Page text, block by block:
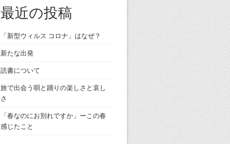
最近の投稿
「新型ウィルス コロナ」はなぜ？
新たな出発
読書について
旅で出会う唄と踊りの楽しさと哀し
さ
「春なのにお別れですか」ーこの春
感じたこと